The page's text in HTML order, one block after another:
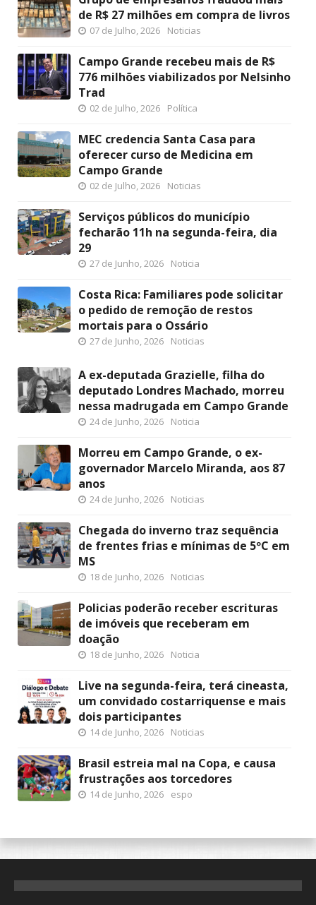
de R$ 27 milhões em compra de livros
07 de Julho, 2026 Noticias
Campo Grande recebeu mais de R$
776 milhões viabilizados por Nelsinho
Trad
02 de Julho, 2026 Política
MEC credencia Santa Casa para
oferecer curso de Medicina em
Campo Grande
02 de Julho, 2026 Noticias
Serviços públicos do município
fecharão 11h na segunda-feira, dia
29
27 de Junho, 2026 Noticia
Costa Rica: Familiares pode solicitar
o pedido de remoção de restos
mortais para o Ossário
27 de Junho, 2026 Noticias
A ex-deputada Grazielle, filha do
deputado Londres Machado, morreu
nessa madrugada em Campo Grande
24 de Junho, 2026 Noticia
Morreu em Campo Grande, o ex-
governador Marcelo Miranda, aos 87
anos
24 de Junho, 2026 Noticias
Chegada do inverno traz sequência
de frentes frias e mínimas de 5ºC em
MS
18 de Junho, 2026 Noticias
Policias poderão receber escrituras
de imóveis que receberam em
doação
18 de Junho, 2026 Noticia
Live na segunda-feira, terá cineasta,
um convidado costarriquense e mais
dois participantes
14 de Junho, 2026 Noticias
Brasil estreia mal na Copa, e causa
frustrações aos torcedores
14 de Junho, 2026 espo